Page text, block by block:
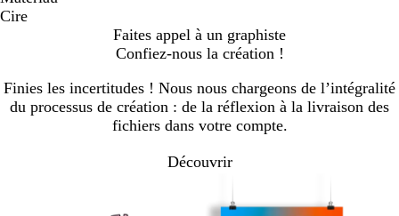
Cire
Faites appel à un graphiste
Confiez-nous la création !
Finies les incertitudes ! Nous nous chargeons de l’intégralité
du processus de création : de la réflexion à la livraison des
fichiers dans votre compte.
Découvrir